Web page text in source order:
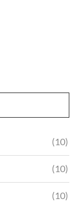
(10)
(10)
(10)